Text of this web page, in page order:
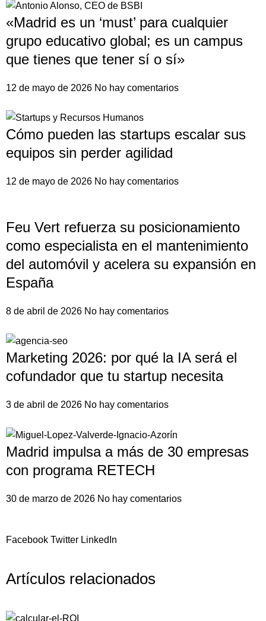
«Madrid es un ‘must’ para cualquier
grupo educativo global; es un campus
que tienes que tener sí o sí»
12 de mayo de 2026 No hay comentarios
Cómo pueden las startups escalar sus
equipos sin perder agilidad
12 de mayo de 2026 No hay comentarios
Feu Vert refuerza su posicionamiento
como especialista en el mantenimiento
del automóvil y acelera su expansión en
España
8 de abril de 2026 No hay comentarios
Marketing 2026: por qué la IA será el
cofundador que tu startup necesita
3 de abril de 2026 No hay comentarios
Madrid impulsa a más de 30 empresas
con programa RETECH
30 de marzo de 2026 No hay comentarios
Facebook Twitter LinkedIn
Artículos relacionados